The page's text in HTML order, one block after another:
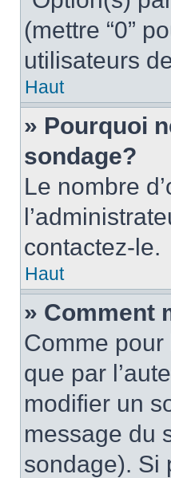
(mettre “0”
utilisateurs
Haut
» Pourquoi
sondage?
Le nombre
contactez-le.
Haut
» Comment
Comme
que par
modifier un
message du
sondage). Si